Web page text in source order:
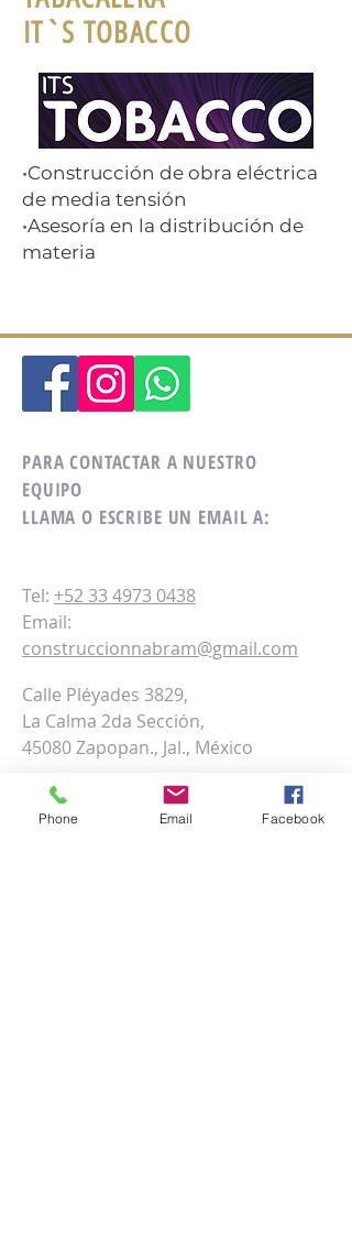
IT`S TOBACCO
•Construcción de obra eléctrica
de media tensión
•Asesoría en la distribución de
materia
PARA CONTACTAR A NUESTRO
EQUIPO
LLAMA O ESCRIBE UN EMAIL A:
Tel: +52 33 4973 0438
Email:
construccionnabram@gmail.com
Calle Pléyades 3829,
La Calma 2da Sección,
45080 Zapopan., Jal., México
Phone Email Facebook